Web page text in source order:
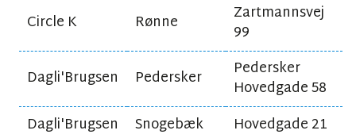
Circle K
Rønne
Zartmannsvej
99
Dagli'Brugsen
Pedersker
Pedersker
Hovedgade 58
Dagli'Brugsen
Snogebæk
Hovedgade 21